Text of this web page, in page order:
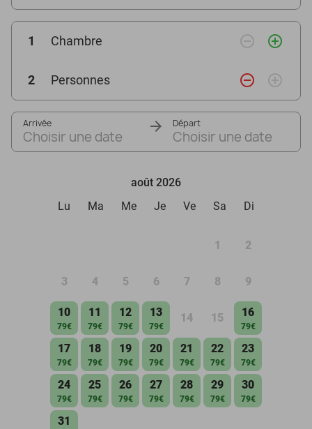
1 Chambre remove_circle_outline add_circle_outline
2 Personnes remove_circle_outline add_circle_outline
Arrivée
Choisir une date
Départ
Choisir une date
août 2026
Lu
Ma Me Je Ve Sa Di
1 2
3 4 5 6 7 8 9
10
79€
11
79€
12
79€
13
79€
14 15 16
79€
17
79€
18
79€
19
79€
20
79€
21
79€
22
79€
23
79€
24
79€
25
79€
26
79€
27
79€
28
79€
29
79€
30
79€
31